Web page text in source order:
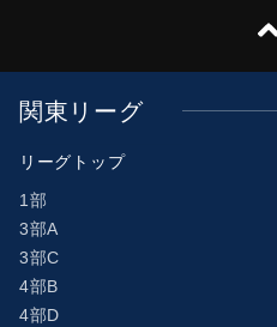
関東リーグ
リーグトップ
1部
3部A
3部C
4部B
4部D